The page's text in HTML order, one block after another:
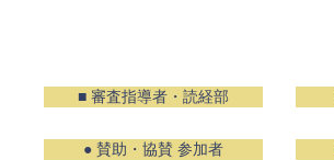
■ 審査指導者・読経部
● 賛助・協賛 参加者